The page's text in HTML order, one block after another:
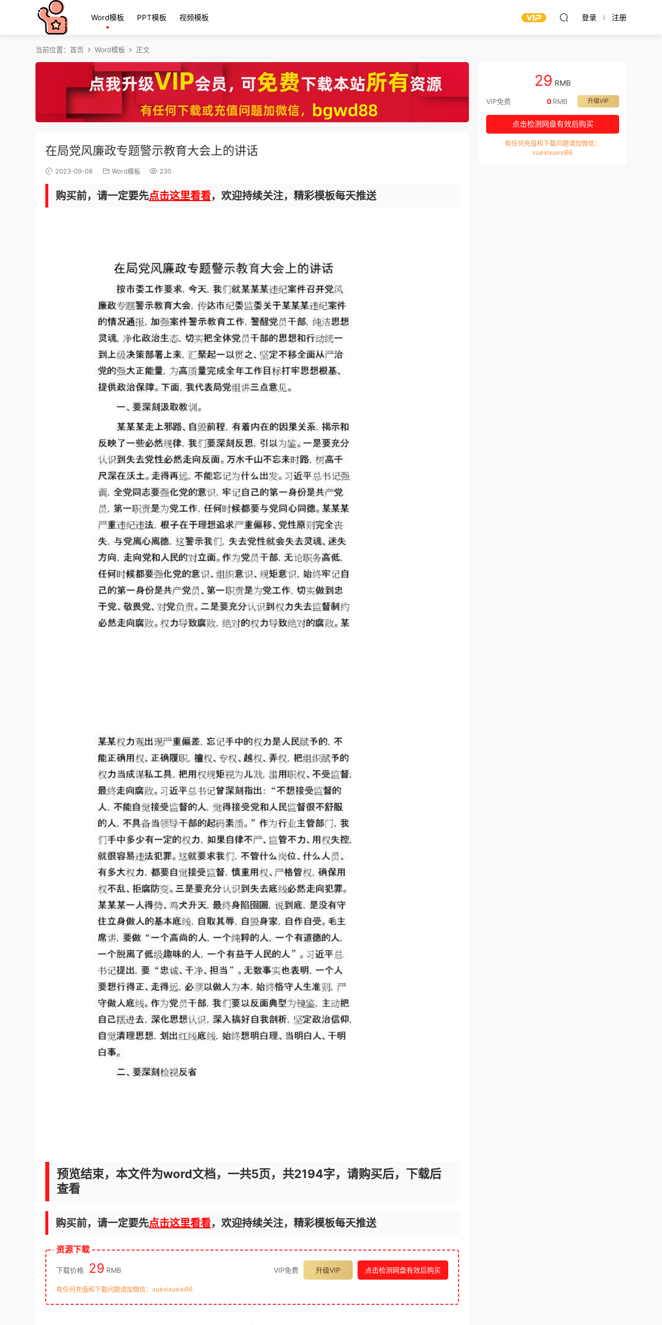
Word模板 PPT模板 视频模板 登录 注册
当前位置： 首页 Word模板 正文
在局党风廉政专题警示教育大会上的讲话
2023-09-08 Word模板 230
购买前，请一定要先点击这里看看，欢迎持续关注，精彩模板每天推送
预览结束，本文件为word文档，一共5页，共2194字，请购买后，下载后
查看
购买前，请一定要先点击这里看看，欢迎持续关注，精彩模板每天推送
资源下载
下载价格 29 RMB VIP免费 升级VIP 点击检测网盘有效后购买
有任何充值和下载问题请加微信：xuexixuexi66
29 RMB
VIP免费 升级VIP
0 RMB
点击检测网盘有效后购买
有任何充值和下载问题请加微信：
xuexixuexi66